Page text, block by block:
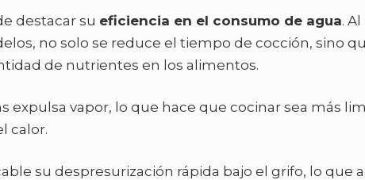
destacar su eficiencia en el consumo de agua.
no solo se reduce el tiempo de cocción, sino
de nutrientes en los alimentos.
expulsa vapor, lo que hace que cocinar sea más
calor.
su despresurización rápida bajo el grifo, lo que